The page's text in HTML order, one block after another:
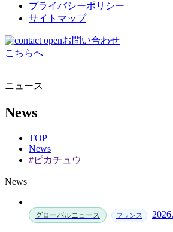
プライバシーポリシー
サイトマップ
お問い合わせ
こちらへ
ニュース
News
TOP
News
#ピカチュウ
News
グローバルニュース フランス